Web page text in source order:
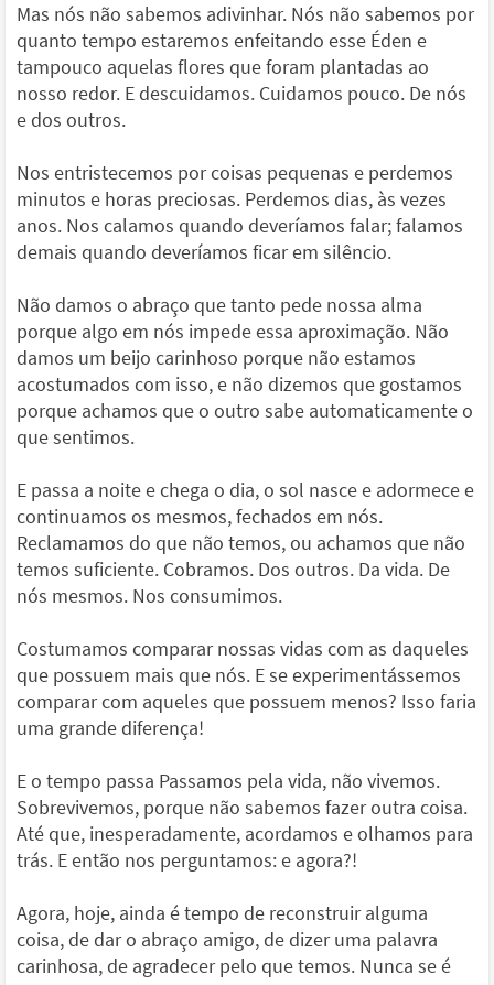
Mas nós não sabemos adivinhar. Nós não sabemos por
quanto tempo estaremos enfeitando esse Éden e
tampouco aquelas flores que foram plantadas ao
nosso redor. E descuidamos. Cuidamos pouco. De nós
e dos outros.
Nos entristecemos por coisas pequenas e perdemos
minutos e horas preciosas. Perdemos dias, às vezes
anos. Nos calamos quando deveríamos falar; falamos
demais quando deveríamos ficar em silêncio.
Não damos o abraço que tanto pede nossa alma
porque algo em nós impede essa aproximação. Não
damos um beijo carinhoso porque não estamos
acostumados com isso, e não dizemos que gostamos
porque achamos que o outro sabe automaticamente o
que sentimos.
E passa a noite e chega o dia, o sol nasce e adormece e
continuamos os mesmos, fechados em nós.
Reclamamos do que não temos, ou achamos que não
temos suficiente. Cobramos. Dos outros. Da vida. De
nós mesmos. Nos consumimos.
Costumamos comparar nossas vidas com as daqueles
que possuem mais que nós. E se experimentássemos
comparar com aqueles que possuem menos? Isso faria
uma grande diferença!
E o tempo passa Passamos pela vida, não vivemos.
Sobrevivemos, porque não sabemos fazer outra coisa.
Até que, inesperadamente, acordamos e olhamos para
trás. E então nos perguntamos: e agora?!
Agora, hoje, ainda é tempo de reconstruir alguma
coisa, de dar o abraço amigo, de dizer uma palavra
carinhosa, de agradecer pelo que temos. Nunca se é